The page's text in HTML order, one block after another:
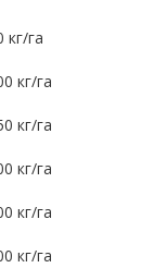
кг/га
кг/га
кг/га
кг/га
кг/га
кг/га